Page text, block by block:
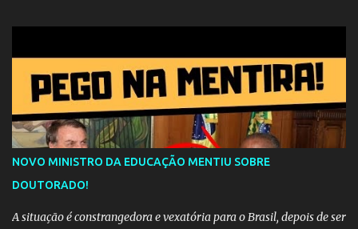
que continuará esperando enquanto houver canções para entoar. A
obra conclui como uma promessa de fidelidade e esperança no
reencontro, unindo a tradição da viola com o sentimento universal
do amor. No geral, o vídeo apresenta uma narrativa lírica sobre a
persistência do afeto através do tempo e do espaço. YouTube
YouTube YouTube
NOVO MINISTRO DA EDUCAÇÃO MENTIU SOBRE
DOUTORADO!
A situação é constrangedora e vexatória para o Brasil, depois de ser